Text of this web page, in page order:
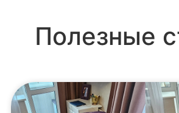
Полезные